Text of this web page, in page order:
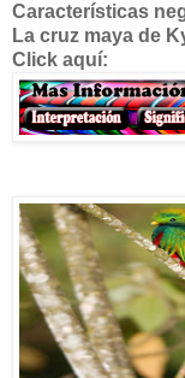
Características
La cruz maya de
Click aquí: